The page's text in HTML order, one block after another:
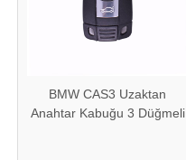
Fabrika turu
BMW CAS3 Uzaktan
Anahtar Kabuğu 3 Düğmeli